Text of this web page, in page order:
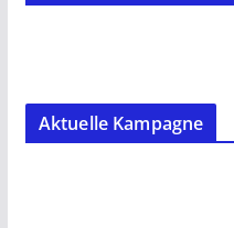
Aktuelle Kampagne